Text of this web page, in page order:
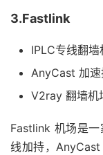
3.Fastlink
IPLC专线翻墙
AnyCast 加速
V2ray 翻墙机
Fastlink 机场是
线加持，